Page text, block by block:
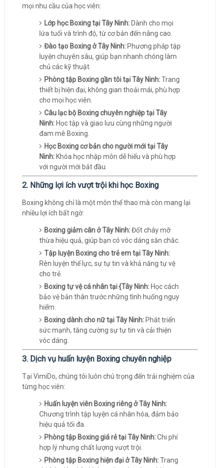
mọi nhu cầu của học viên:
Lớp học Boxing tại Tây Ninh:Dành cho mọi
lứa tuổi và trình độ, từ cơ bản đến nâng cao.
Đào tạo Boxing ở Tây Ninh:Phương pháp tập
luyện chuyên sâu, giúp bạn nhanh chóng làm
chủ các kỹ thuật.
Phòng tập Boxing gần tôi tại Tây Ninh:Trang
thiết bị hiện đại, không gian thoải mái, phù hợp
cho mọi học viên.
Câu lạc bộ Boxing chuyên nghiệp tại Tây
Ninh:Học tập và giao lưu cùng những người
đam mê Boxing.
Học Boxing cơ bản cho người mới tại Tây
Ninh:Khóa học nhập môn dễ hiểu và phù hợp
với người mới bắt đầu.
2. Những lợi ích vượt trội khi học Boxing
Boxing không chỉ là một môn thể thao mà còn mang lại
nhiều lợi ích bất ngờ:
Boxing giảm cân ở Tây Ninh:Đốt cháy mỡ
thừa hiệu quả, giúp bạn có vóc dáng săn chắc.
Tập luyện Boxing cho trẻ em tại Tây Ninh:
Rèn luyện thể lực, sự tự tin và khả năng tự vệ
cho trẻ.
Boxing tự vệ cá nhân tại {Tây Ninh:Học cách
bảo vệ bản thân trước những tình huống nguy
hiểm.
Boxing dành cho nữ tại Tây Ninh:Phát triển
sức mạnh, tăng cường sự tự tin và cải thiện
vóc dáng.
3. Dịch vụ huấn luyện Boxing chuyên nghiệp
Tại VimiDo, chúng tôi luôn chú trọng đến trải nghiệm của
từng học viên:
Huấn luyện viên Boxing riêng ở Tây Ninh:
Chương trình tập luyện cá nhân hóa, đảm bảo
hiệu quả tối đa.
Phòng tập Boxing giá rẻ tại Tây Ninh:Chi phí
hợp lý nhưng chất lượng vượt trội.
Phòng tập Boxing hiện đại ở Tây Ninh:Trang